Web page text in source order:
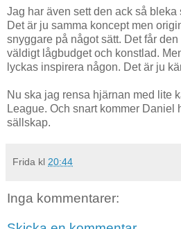
Jag har även sett den ack så
Det är ju samma koncept men
snyggare på något sätt. Det får
väldigt lågbudget och konstlad.
lyckas inspirera någon. Det är ju
Nu ska jag rensa hjärnan med lite
League. Och snart kommer Daniel
sällskap.
Frida kl 20:44
Inga kommentarer: